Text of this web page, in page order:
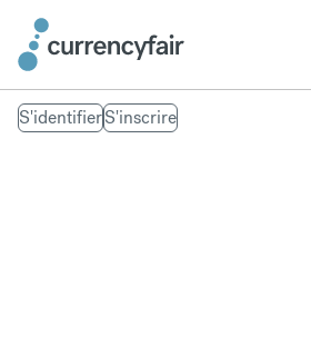
S'identifierS'inscrire